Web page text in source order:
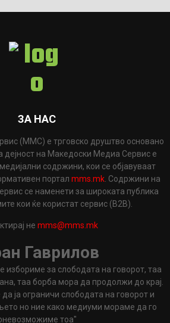
ЗА НАС
(ММС) е трговско друштво основано
дејност на Македоски Медиа Сервис е
содржини, кои се објавуваат
портал mms.mk . Содржини на
се наменети за широката публика
кои ќе користат сервис (B2B).
не mms@mms.mk
Гаврилов
избориме за слободата на говорот, таа
таа борба мора да продолжи до крај.
ја ограничи слободата на говорот и
но ние како медиуми мораме да го
тоа"